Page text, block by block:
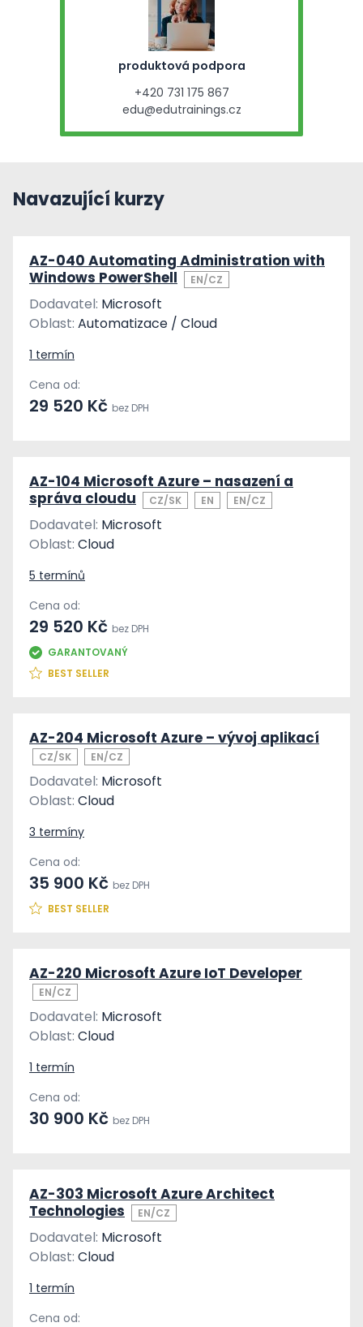
produktová podpora
+420 731 175 867
edu@edutrainings.cz
Navazující kurzy
AZ-040 Automating Administration with
Windows PowerShell
EN/CZ
Dodavatel: Microsoft
Oblast: Automatizace / Cloud
1 termín
Cena od:
29 520 Kč bez DPH
AZ-104 Microsoft Azure – nasazení a
správa cloudu
CZ/SK EN EN/CZ
Dodavatel: Microsoft
Oblast: Cloud
5 termínů
Cena od:
29 520 Kč bez DPH
GARANTOVANÝ
BEST SELLER
AZ-204 Microsoft Azure – vývoj aplikací
CZ/SK EN/CZ
Dodavatel: Microsoft
Oblast: Cloud
3 termíny
Cena od:
35 900 Kč bez DPH
BEST SELLER
AZ-220 Microsoft Azure IoT Developer
EN/CZ
Dodavatel: Microsoft
Oblast: Cloud
1 termín
Cena od:
30 900 Kč bez DPH
AZ-303 Microsoft Azure Architect
Technologies
EN/CZ
Dodavatel: Microsoft
Oblast: Cloud
1 termín
Cena od: